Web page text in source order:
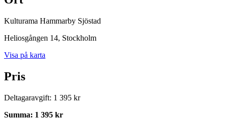
Kulturama Hammarby Sjöstad
Heliosgången 14, Stockholm
Visa på karta
Pris
Deltagaravgift: 1 395 kr
Summa: 1 395 kr